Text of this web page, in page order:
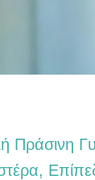
Πράσινη